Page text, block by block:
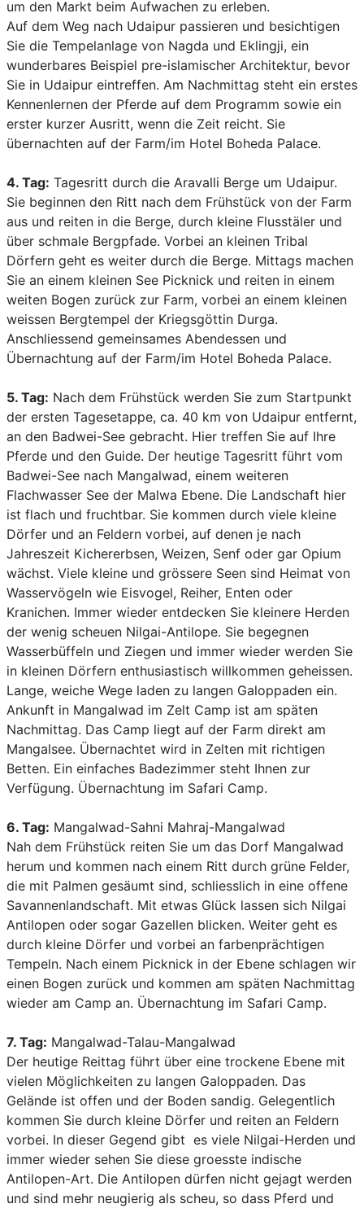
um den Markt beim Aufwachen zu erleben.
Auf dem Weg nach Udaipur passieren und besichtigen
Sie die Tempelanlage von Nagda und Eklingji, ein
wunderbares Beispiel pre-islamischer Architektur, bevor
Sie in Udaipur eintreffen. Am Nachmittag steht ein erstes
Kennenlernen der Pferde auf dem Programm sowie ein
erster kurzer Ausritt, wenn die Zeit reicht. Sie
übernachten auf der Farm/im Hotel Boheda Palace.
4. Tag: Tagesritt durch die Aravalli Berge um Udaipur.
Sie beginnen den Ritt nach dem Frühstück von der Farm
aus und reiten in die Berge, durch kleine Flusstäler und
über schmale Bergpfade. Vorbei an kleinen Tribal
Dörfern geht es weiter durch die Berge. Mittags machen
Sie an einem kleinen See Picknick und reiten in einem
weiten Bogen zurück zur Farm, vorbei an einem kleinen
weissen Bergtempel der Kriegsgöttin Durga.
Anschliessend gemeinsames Abendessen und
Übernachtung auf der Farm/im Hotel Boheda Palace.
5. Tag: Nach dem Frühstück werden Sie zum Startpunkt
der ersten Tagesetappe, ca. 40 km von Udaipur entfernt,
an den Badwei-See gebracht. Hier treffen Sie auf Ihre
Pferde und den Guide. Der heutige Tagesritt führt vom
Badwei-See nach Mangalwad, einem weiteren
Flachwasser See der Malwa Ebene. Die Landschaft hier
ist flach und fruchtbar. Sie kommen durch viele kleine
Dörfer und an Feldern vorbei, auf denen je nach
Jahreszeit Kichererbsen, Weizen, Senf oder gar Opium
wächst. Viele kleine und grössere Seen sind Heimat von
Wasservögeln wie Eisvogel, Reiher, Enten oder
Kranichen. Immer wieder entdecken Sie kleinere Herden
der wenig scheuen Nilgai-Antilope. Sie begegnen
Wasserbüffeln und Ziegen und immer wieder werden Sie
in kleinen Dörfern enthusiastisch willkommen geheissen.
Lange, weiche Wege laden zu langen Galoppaden ein.
Ankunft in Mangalwad im Zelt Camp ist am späten
Nachmittag. Das Camp liegt auf der Farm direkt am
Mangalsee. Übernachtet wird in Zelten mit richtigen
Betten. Ein einfaches Badezimmer steht Ihnen zur
Verfügung. Übernachtung im Safari Camp.
6. Tag: Mangalwad-Sahni Mahraj-Mangalwad
Nah dem Frühstück reiten Sie um das Dorf Mangalwad
herum und kommen nach einem Ritt durch grüne Felder,
die mit Palmen gesäumt sind, schliesslich in eine offene
Savannenlandschaft. Mit etwas Glück lassen sich Nilgai
Antilopen oder sogar Gazellen blicken. Weiter geht es
durch kleine Dörfer und vorbei an farbenprächtigen
Tempeln. Nach einem Picknick in der Ebene schlagen wir
einen Bogen zurück und kommen am späten Nachmittag
wieder am Camp an. Übernachtung im Safari Camp.
7. Tag: Mangalwad-Talau-Mangalwad
Der heutige Reittag führt über eine trockene Ebene mit
vielen Möglichkeiten zu langen Galoppaden. Das
Gelände ist offen und der Boden sandig. Gelegentlich
kommen Sie durch kleine Dörfer und reiten an Feldern
vorbei. In dieser Gegend gibt es viele Nilgai-Herden und
immer wieder sehen Sie diese groesste indische
Antilopen-Art. Die Antilopen dürfen nicht gejagt werden
und sind mehr neugierig als scheu, so dass Pferd und